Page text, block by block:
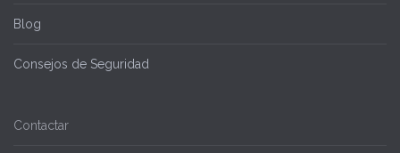
Blog
Consejos de Seguridad
Contactar